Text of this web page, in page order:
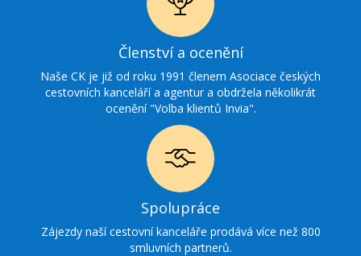
Ikonka
ocenění
Členství a ocenění
Naše CK je již od roku 1991 členem Asociace českých
cestovních kanceláří a agentur a obdržela několikrát
ocenění "Volba klientů Invia".
Ikonka
spolupráce
Spolupráce
Zájezdy naší cestovní kanceláře prodává více než 800
smluvních partnerů.